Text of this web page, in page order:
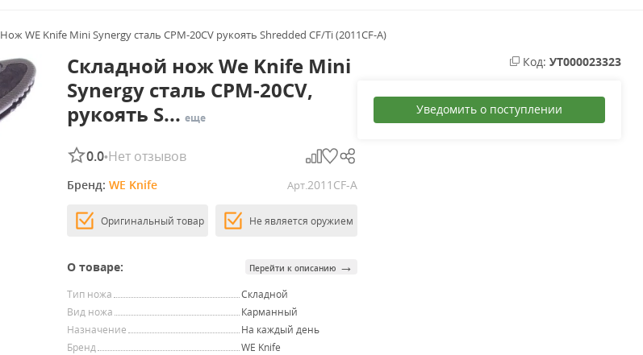
Нож WE Knife Mini Synergy сталь CPM-20CV рукоять Shredded CF/Ti (2011CF-A)
Складной нож We Knife Mini
Synergy сталь CPM-20CV,
рукоять S... еще
0.0•Нет отзывов
Бренд: WE Knife Арт.2011CF-A
Оригинальный товар Не является оружием
О товаре: Перейти к описанию →
Тип ножа
Складной
Вид ножа
Карманный
Назначение
На каждый день
Бренд
WE Knife
Код: УТ000023323
Уведомить о поступлении